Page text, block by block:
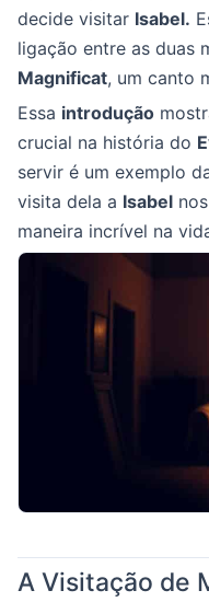
decide visitar Isabel.
ligação entre as duas
Magnificat, um canto
Essa introdução
crucial na história do
servir é um exemplo
visita dela a Isabel
maneira incrível na
A Visitação de